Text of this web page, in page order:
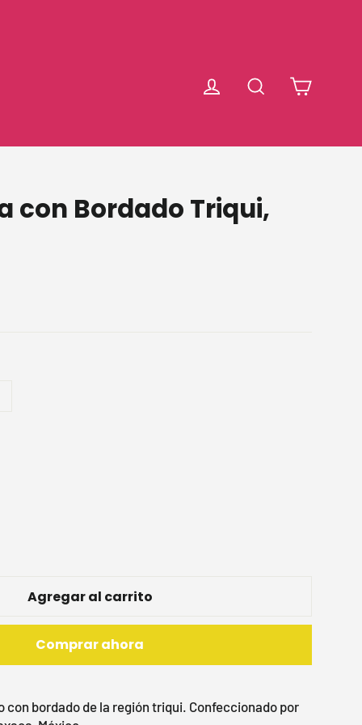
IngresarBuscar
con Bordado Triqui,
Agregar al carrito
Comprar ahora
con bordado de la región triqui. Confeccionado por